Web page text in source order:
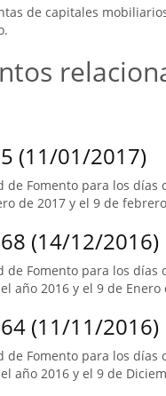
de capitales
(11/01/2017)
de Fomento para los días
de 2017 y el 9 de
(14/12/2016)
de Fomento para los días
año 2016 y el 9 de Enero
(11/11/2016)
de Fomento para los días
año 2016 y el 9 de